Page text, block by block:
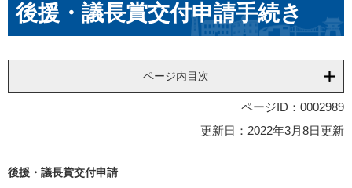
文後援・議長賞交付申請手続き
ページ内目次
ページID：0002989
更新日：2022年3月8日更新
後援・議長賞交付申請